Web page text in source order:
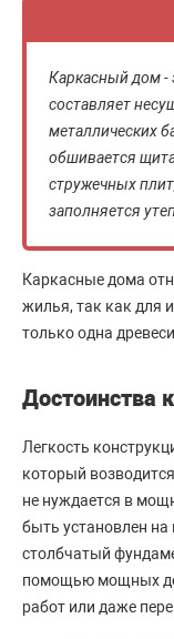
Каркасный дом -
составляет
металлических
обшивается
стружечных
заполняется
Каркасные дома
жилья, так как для
только одна
Достоинства
Легкость
который
не нуждается в
быть установлен
столбчатый
помощью мощных
работ или даже